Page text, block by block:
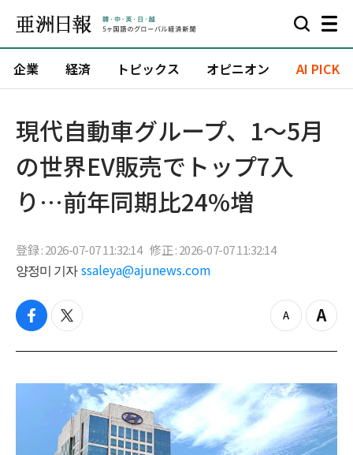
企業 経済 トピックス オピニオン AI PICK
現代自動車グループ、1〜5月
の世界EV販売でトップ7入
り…前年同期比24%増
登録 : 2026-07-07 11:32:14 修正 : 2026-07-07 11:32:14
양정미 기자 ssaleya@ajunews.com
f
c
b
t
i
t
e
z
o
o
u
Z
o
i
n